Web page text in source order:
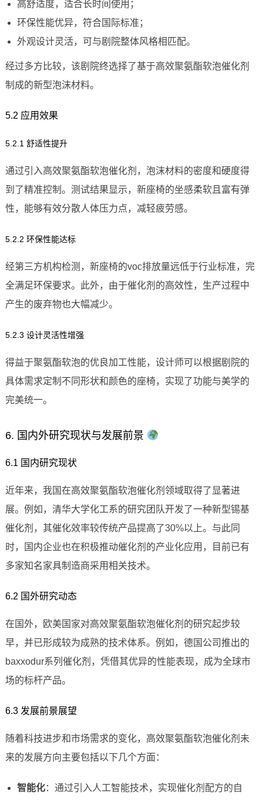
高舒适度，适合长时间使用；
环保性能优异，符合国际标准；
外观设计灵活，可与剧院整体风格相匹配。
经过多方比较，该剧院终选择了基于高效聚氨酯软泡催化剂
制成的新型泡沫材料。
5.2 应用效果
5.2.1 舒适性提升
通过引入高效聚氨酯软泡催化剂，泡沫材料的密度和硬度得
到了精准控制。测试结果显示，新座椅的坐感柔软且富有弹
性，能够有效分散人体压力点，减轻疲劳感。
5.2.2 环保性能达标
经第三方机构检测，新座椅的voc排放量远低于行业标准，完
全满足环保要求。此外，由于催化剂的高效性，生产过程中
产生的废弃物也大幅减少。
5.2.3 设计灵活性增强
得益于聚氨酯软泡的优良加工性能，设计师可以根据剧院的
具体需求定制不同形状和颜色的座椅，实现了功能与美学的
完美统一。
6. 国内外研究现状与发展前景
6.1 国内研究现状
近年来，我国在高效聚氨酯软泡催化剂领域取得了显著进
展。例如，清华大学化工系的研究团队开发了一种新型锡基
催化剂，其催化效率较传统产品提高了30%以上。与此同
时，国内企业也在积极推动催化剂的产业化应用，目前已有
多家知名家具制造商采用相关技术。
6.2 国外研究动态
在国外，欧美国家对高效聚氨酯软泡催化剂的研究起步较
早，并已形成较为成熟的技术体系。例如，德国公司推出的
baxxodur系列催化剂，凭借其优异的性能表现，成为全球市
场的标杆产品。
6.3 发展前景展望
随着科技进步和市场需求的变化，高效聚氨酯软泡催化剂未
来的发展方向主要包括以下几个方面：
智能化：通过引入人工智能技术，实现催化剂配方的自